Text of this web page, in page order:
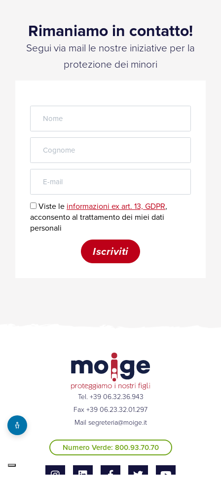
Rimaniamo in contatto!
Segui via mail le nostre iniziative per la
protezione dei minori
Tel. +39 06.32.36.943
Fax +39 06.23.32.01.297
Mail segreteria@moige.it
Numero Verde: 800.93.70.70